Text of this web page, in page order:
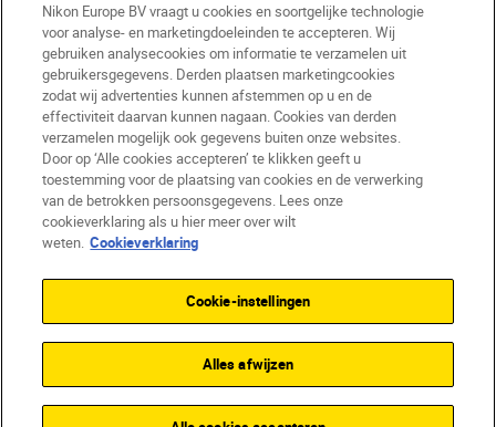
BE(nl) Nikon Sites
Contact opnemen
Privacyverklaring
Gebruiksvoorwaarden
Nikon Store - Algemene voorwaarden
Cookieverklaring
Toegankelijkheid
Cookie-instellingen
Nikon Europe BV vraagt u cookies en soortgelijke technologie
voor analyse- en marketingdoeleinden te accepteren. Wij
gebruiken analysecookies om informatie te verzamelen uit
gebruikersgegevens. Derden plaatsen marketingcookies
zodat wij advertenties kunnen afstemmen op u en de
effectiviteit daarvan kunnen nagaan. Cookies van derden
verzamelen mogelijk ook gegevens buiten onze websites.
Door op ‘Alle cookies accepteren’ te klikken geeft u
toestemming voor de plaatsing van cookies en de verwerking
van de betrokken persoonsgegevens. Lees onze
cookieverklaring als u hier meer over wilt
weten. Cookieverklaring
Cookie-instellingen
Alles afwijzen